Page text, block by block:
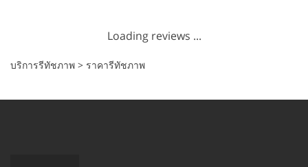
Loading reviews ...
บริการรีทัชภาพ > ราคารีทัชภาพ